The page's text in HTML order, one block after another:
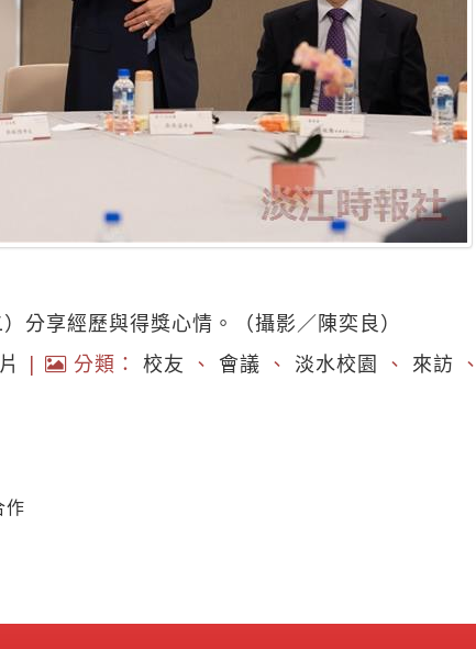
分享經歷與得獎心情。（攝影／陳奕良）
| 分類： 校友 、 會議 、 淡水校園 、 來訪 、
作